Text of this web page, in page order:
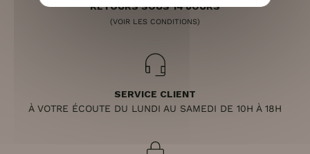
RETOURS SOUS 14 JOURS
(VOIR LES CONDITIONS)
SERVICE CLIENT
À VOTRE ÉCOUTE DU LUNDI AU SAMEDI DE 10H À 18H